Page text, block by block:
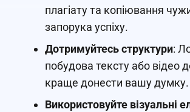
плагіату та копіювання
запорука успіху.
Дотримуйтесь структури:
побудова тексту або відео
краще донести вашу думку.
Використовуйте візуальні